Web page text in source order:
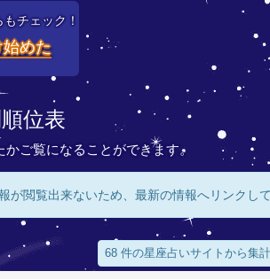
チェック！
めた
位表
ご覧になることができます。
閲覧出来ないため、最新の情報へリンクして
68 件の星座占いサイトから集計